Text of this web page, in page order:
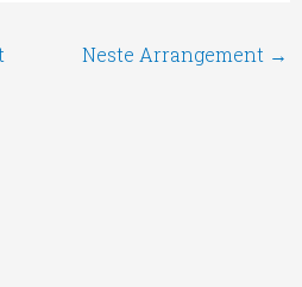
Neste Arrangement →